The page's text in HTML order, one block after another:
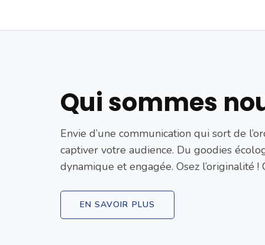
Qui sommes
Envie d’une communication qui sort de
captiver votre audience. Du goodies
dynamique et engagée. Osez l’originalité
EN SAVOIR PLUS